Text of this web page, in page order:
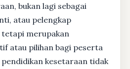
bukan lagi sebagai
atau pelengkap
merupakan
atau pilihan bagi peserta
kesetaraan tidak